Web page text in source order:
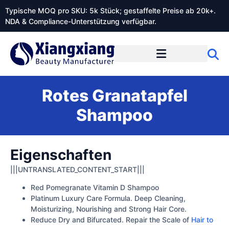
Typische MOQ pro SKU: 5k Stück; gestaffelte Preise ab 20k+.
NDA & Compliance-Unterstützung verfügbar.
Rotes Granatapfel
Shampoo
Eigenschaften
|||UNTRANSLATED_CONTENT_START|||
Red Pomegranate Vitamin D Shampoo
Platinum Luxury Care Formula. Deep Cleaning,
Moisturizing, Nourishing and Strong Hair Core.
Reduce Dry and Bifurcated. Repair the Scale of Hair to